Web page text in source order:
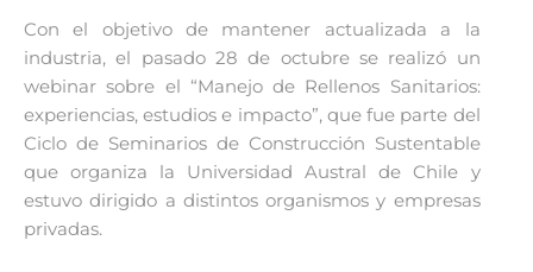
Con el objetivo de mantener actualizada a la
industria, el pasado 28 de octubre se realizó un
webinar sobre el “Manejo de Rellenos Sanitarios:
experiencias, estudios e impacto”, que fue parte del
Ciclo de Seminarios de Construcción Sustentable
que organiza la Universidad Austral de Chile y
estuvo dirigido a distintos organismos y empresas
privadas.